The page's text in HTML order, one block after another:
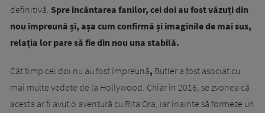
definitivă. Spre încântarea fanilor, cei doi au fost văzuți din
nou împreună și, așa cum confirmă și imaginile de mai sus,
relația lor pare să fie din nou una stabilă.
Cât timp cei doi nu au fost împreună, Butler a fost asociat cu
mai multe vedete de la Hollywood. Chiar în 2016, se zvonea că
acesta ar fi avut o aventură cu Rita Ora, iar înainte să formeze un